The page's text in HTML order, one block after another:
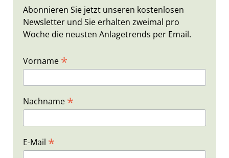
Abonnieren Sie jetzt unseren kostenlosen
Newsletter und Sie erhalten zweimal pro
Woche die neusten Anlagetrends per Email.
Vorname *
Nachname *
E-Mail *